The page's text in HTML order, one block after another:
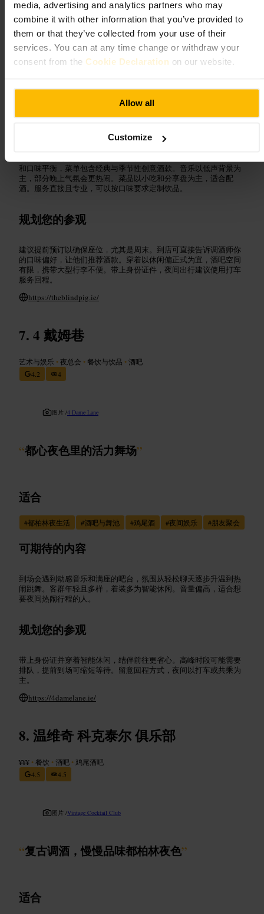
media, advertising and analytics partners who may
combine it with other information that you’ve provided to
them or that they’ve collected from your use of their
services. You can at any time change or withdraw your
consent from the Cookie Declaration on our website.
Allow all
Customize
“低调入口，专注好酒与氛围”
适合
和口味平衡，菜单包含经典与季节性创意酒款。音乐以低声背景为
主，部分晚上气氛会更热闹。菜品以小吃和分享盘为主，适合配
酒。服务直接且专业，可以按口味要求定制饮品。
规划您的参观
建议提前预订以确保座位，尤其是周末。到店可直接告诉调酒师你
的口味偏好，让他们推荐酒款。穿着以休闲偏正式为宜，酒吧空间
有限，携带大型行李不便。带上身份证件，夜间出行建议使用打车
服务回程。
https://theblindpig.ie/
4 戴姆巷
艺术与娱乐 •夜总会 •餐饮与饮品 •酒吧
4.2
4
图片 /4 Dame Lane
“都心夜色里的活力舞场”
适合
#都柏林夜生活 #酒吧与舞池 #鸡尾酒 #夜间娱乐 #朋友聚会
可期待的内容
到场会遇到动感音乐和满座的吧台，氛围从轻松聊天逐步升温到热
闹跳舞。客群年轻且多样，着装多为智能休闲。音量偏高，适合想
要夜间热闹行程的人。
规划您的参观
带上身份证并穿着智能休闲，结伴前往更省心。高峰时段可能需要
排队，提前到场可缩短等待。留意回程方式，夜间以打车或共乘为
主。
https://4damelane.ie/
温维奇 科克泰尔 俱乐部
¥¥¥ •餐饮 •酒吧 • 鸡尾酒吧
4.5
4.5
图片 /Vintage Cocktail Club
“复古调酒，慢慢品味都柏林夜色”
适合